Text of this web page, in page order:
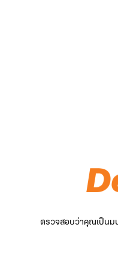
ตรวจสอบว่าคุณเป็นม